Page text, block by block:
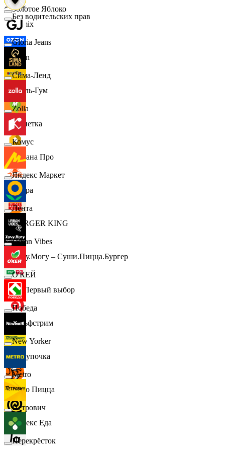
Demix
Ozon
Бубль-Гум
Монетка
Лемана Про
7 утра
BURGER KING
Хочу.Могу – Суши.Пицца.Бургер
B1 Первый выбор
Гольфстрим
Покупочка
Додо Пицца
Яндекс Еда
Золотое Яблоко
Gloria Jeans
Сима-Ленд
Zolla
Комус
Яндекс Маркет
Лента
Urban Vibes
О'КЕЙ
Победа
New Yorker
Metro
Петрович
Перекрёсток
Без водительских прав